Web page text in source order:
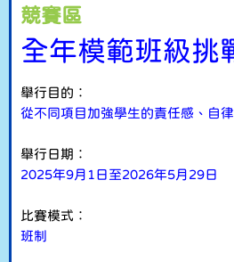
競賽區
全年模範班級挑
舉行目的︰
從不同項目加強學生的責任感、自
舉行日期︰
2025年9月1日至2026年5月29日
比賽模式︰
班制